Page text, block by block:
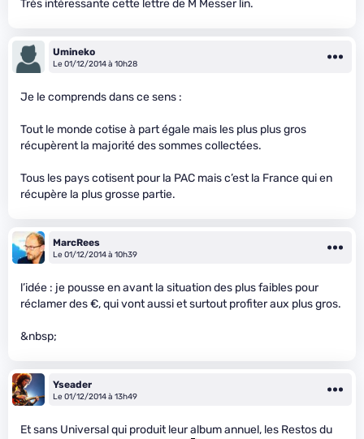
Très intéressante cette lettre de M Messer lin.
Umineko
Le 01/12/2014 à 10h28
Je le comprends dans ce sens :
Tout le monde cotise à part égale mais les plus plus gros
récupèrent la majorité des sommes collectées.
Tous les pays cotisent pour la PAC mais c’est la France qui en
récupère la plus grosse partie.
MarcRees
Le 01/12/2014 à 10h39
l’idée : je pousse en avant la situation des plus faibles pour
réclamer des €, qui vont aussi et surtout profiter aux plus gros.
&nbsp;
Yseader
Le 01/12/2014 à 13h49
Et sans Universal qui produit leur album annuel, les Restos du